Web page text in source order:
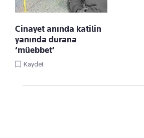
Cinayet anında katilin
yanında durana
‘müebbet’
Kaydet